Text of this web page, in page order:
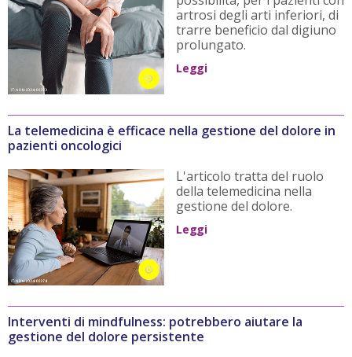
artrosi degli arti inferiori, di
trarre beneficio dal digiuno
prolungato.
Leggi
La telemedicina è efficace nella gestione del dolore in
pazienti oncologici
L'articolo tratta del ruolo
della telemedicina nella
gestione del dolore.
Leggi
Interventi di mindfulness: potrebbero aiutare la
gestione del dolore persistente